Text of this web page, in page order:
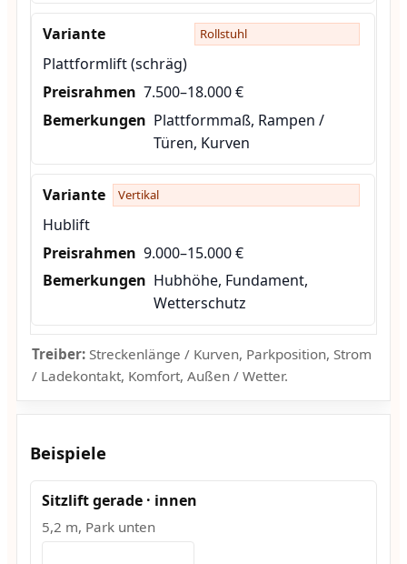
Rollstuhl
Plattformlift (schräg)
7.500–18.000 €
Plattformmaß, Rampen /
Türen, Kurven
Vertikal
Hublift
9.000–15.000 €
Hubhöhe, Fundament,
Wetterschutz
Treiber:Streckenlänge / Kurven, Parkposition, Strom
/ Ladekontakt, Komfort, Außen / Wetter.
Beispiele
Sitzlift gerade · innen
5,2 m, Park unten